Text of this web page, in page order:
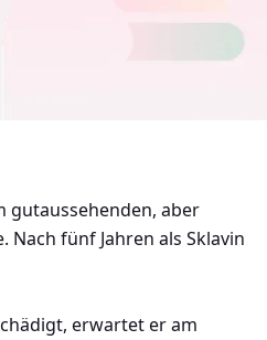
gutaussehenden, aber
fünf Jahren als Sklavin
erwartet er am